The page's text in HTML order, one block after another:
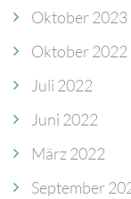
Oktober 2023
Oktober 2022
Juli 2022
Juni 2022
März 2022
September